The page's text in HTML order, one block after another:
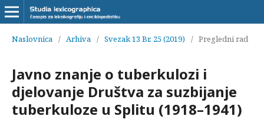
Naslovnica / Arhiva / Svezak 13 Br. 25 (2019) / Pregledni rad
Javno znanje o tuberkulozi i
djelovanje Društva za suzbijanje
tuberkuloze u Splitu (1918–1941)